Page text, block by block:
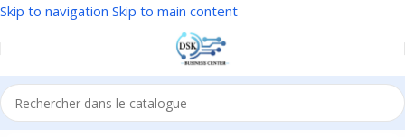
Skip to navigation Skip to main content
Accueil/EPI/Protection de la tête